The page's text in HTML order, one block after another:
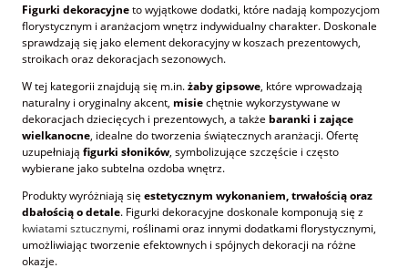
Figurki dekoracyjneto wyjątkowe dodatki, które nadają kompozycjom
florystycznym i aranżacjom wnętrz indywidualny charakter. Doskonale
sprawdzają się jako element dekoracyjny w koszach prezentowych,
stroikach oraz dekoracjach sezonowych.
W tej kategorii znajdują się m.in.żaby gipsowe, które wprowadzają
naturalny i oryginalny akcent, misiechętnie wykorzystywane w
dekoracjach dziecięcych i prezentowych, a także baranki i zające
wielkanocne, idealne do tworzenia świątecznych aranżacji. Ofertę
uzupełniają figurki słoników, symbolizujące szczęście i często
wybierane jako subtelna ozdoba wnętrz.
Produkty wyróżniają się estetycznym wykonaniem, trwałością oraz
dbałością o detale. Figurki dekoracyjne doskonale komponują się z
kwiatami sztucznymi, roślinami oraz innymi dodatkami florystycznymi,
umożliwiając tworzenie efektownych i spójnych dekoracji na różne
okazje.